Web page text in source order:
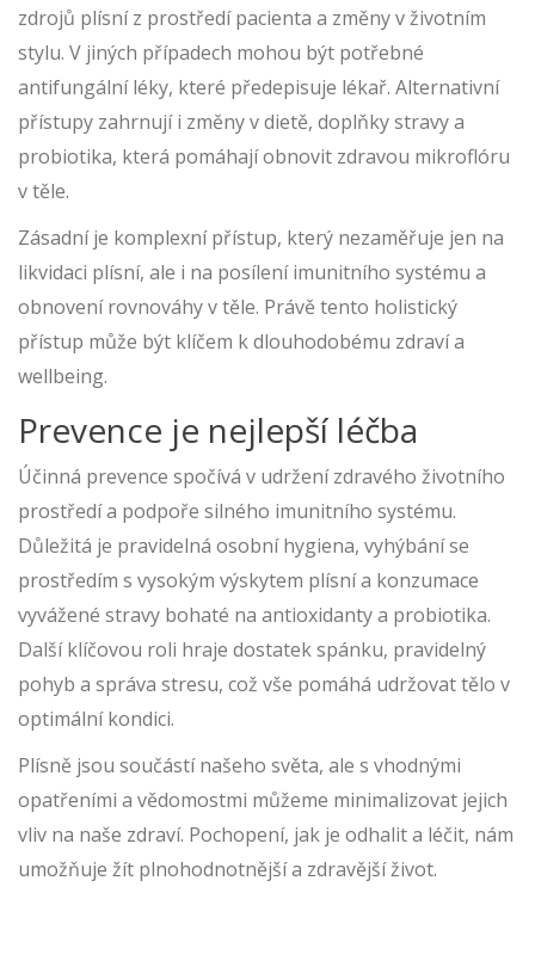
zdrojů plísní z prostředí pacienta a změny v životním
stylu. V jiných případech mohou být potřebné
antifungální léky, které předepisuje lékař. Alternativní
přístupy zahrnují i změny v dietě, doplňky stravy a
probiotika, která pomáhají obnovit zdravou mikroflóru
v těle.
Zásadní je komplexní přístup, který nezaměřuje jen na
likvidaci plísní, ale i na posílení imunitního systému a
obnovení rovnováhy v těle. Právě tento holistický
přístup může být klíčem k dlouhodobému zdraví a
wellbeing.
Prevence je nejlepší léčba
Účinná prevence spočívá v udržení zdravého životního
prostředí a podpoře silného imunitního systému.
Důležitá je pravidelná osobní hygiena, vyhýbání se
prostředím s vysokým výskytem plísní a konzumace
vyvážené stravy bohaté na antioxidanty a probiotika.
Další klíčovou roli hraje dostatek spánku, pravidelný
pohyb a správa stresu, což vše pomáhá udržovat tělo v
optimální kondici.
Plísně jsou součástí našeho světa, ale s vhodnými
opatřeními a vědomostmi můžeme minimalizovat jejich
vliv na naše zdraví. Pochopení, jak je odhalit a léčit, nám
umožňuje žít plnohodnotnější a zdravější život.